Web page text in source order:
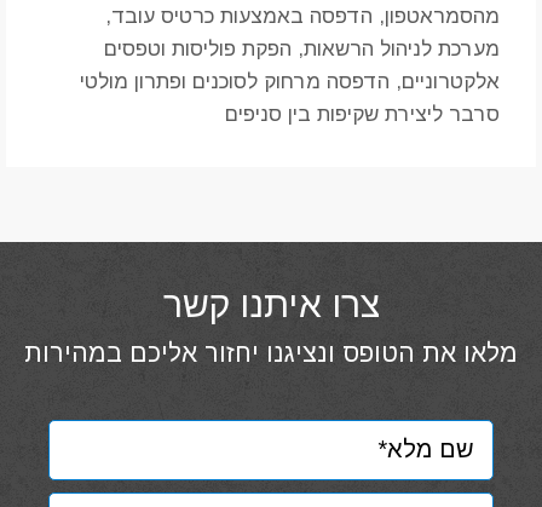
מהסמראטפון, הדפסה באמצעות כרטיס עובד,
מערכת לניהול הרשאות, הפקת פוליסות וטפסים
אלקטרוניים, הדפסה מרחוק לסוכנים ופתרון מולטי
סרבר ליצירת שקיפות בין סניפים
צרו איתנו קשר
מלאו את הטופס ונציגנו יחזור אליכם במהירות